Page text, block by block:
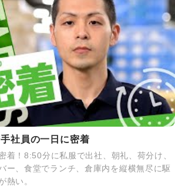
社員の一日に密着
着！8:50分に私服で出社、朝礼、荷分け、
ー、食堂でランチ、倉庫内を縦横無尽に駆
熱い。